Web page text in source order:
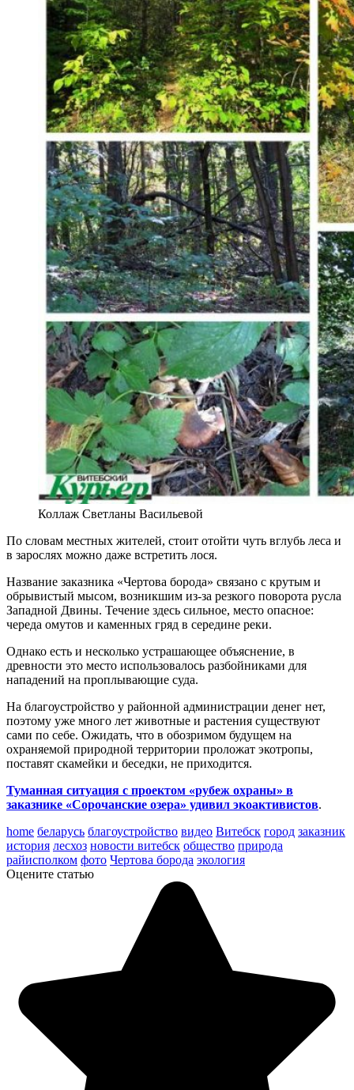
Коллаж Светланы Васильевой
По словам местных жителей, стоит отойти чуть вглубь леса и
в зарослях можно даже встретить лося.
Название заказника «Чертова борода» связано с крутым и
обрывистый мысом, возникшим из-за резкого поворота русла
Западной Двины. Течение здесь сильное, место опасное:
череда омутов и каменных гряд в середине реки.
Однако есть и несколько устрашающее объяснение, в
древности это место использовалось разбойниками для
нападений на проплывающие суда.
На благоустройство у районной администрации денег нет,
поэтому уже много лет животные и растения существуют
сами по себе. Ожидать, что в обозримом будущем на
охраняемой природной территории проложат экотропы,
поставят скамейки и беседки, не приходится.
Туманная ситуация с проектом «рубеж охраны» в
заказнике «Сорочанские озера» удивил экоактивистов.
home беларусь благоустройство видео Витебск город заказник
история лесхоз новости витебск общество природа
райисполком фото Чертова борода экология
Оцените статью